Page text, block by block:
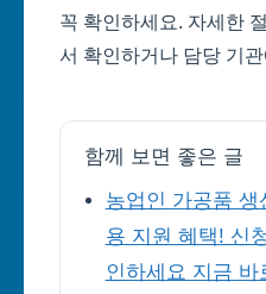
꼭 확인하세요. 자세한
서 확인하거나 담당 기
함께 보면 좋은 글
농업인 가공품
용 지원 혜택! 신
인하세요 지금